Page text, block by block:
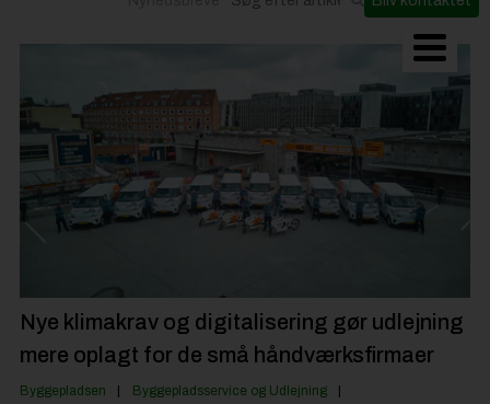
Materialer og løsninger
Byggepladsen
Anlæg
Til Håndværkeren
Nye klimakrav og digitalisering gør udlejning
mere oplagt for de små håndværksfirmaer
Byggepladsen
Byggepladsservice og Udlejning